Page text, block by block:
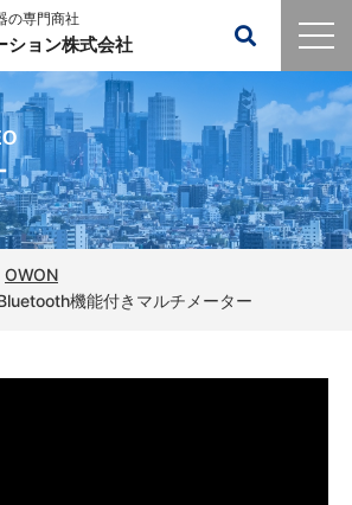
の専門商社
ション株式会社
OWON
機能付きマルチメーター